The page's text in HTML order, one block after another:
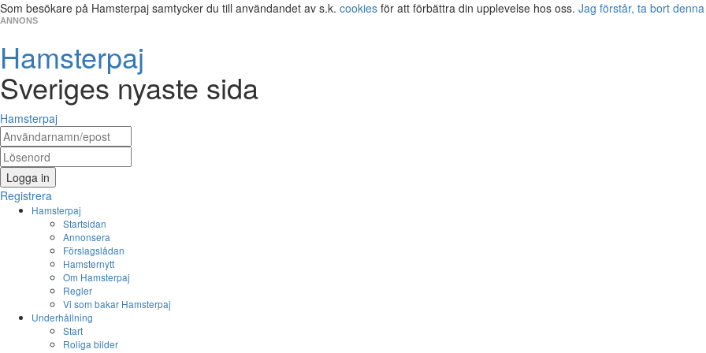
Som besökare på Hamsterpaj samtycker du till användandet av s.k. cookies för att förbättra din upplevelse hos oss. Jag förstår, ta bort
ANNONS
Hamsterpaj
Sveriges nyaste sida
Hamsterpaj
Logga in
Registrera
Hamsterpaj
Startsidan
Annonsera
Förslagslådan
Hamsternytt
Om Hamsterpaj
Regler
Vi som bakar Hamsterpaj
Underhållning
Start
Roliga bilder